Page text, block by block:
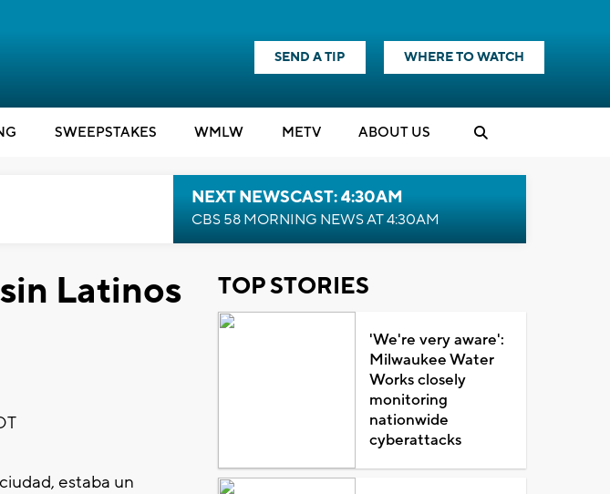
SEND A TIP WHERE TO WATCH
SWEEPSTAKES WMLW METV ABOUT US
NEXT NEWSCAST: 4:30AM
CBS 58 MORNING NEWS AT 4:30AM
Latinos
estaba un
TOP STORIES
'We're very aware':
Milwaukee Water
Works closely
monitoring
nationwide
cyberattacks